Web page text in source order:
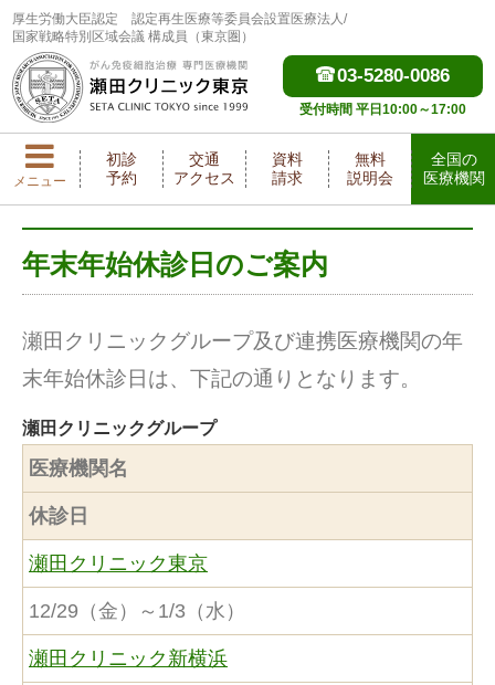
厚生労働大臣認定
認定再生医療等委員会設置医療法人/
国家戦略特別区域会議 構成員（東京圏）
03-5280-0086
受付時間 平日10:00～17:00
メニュー
初診
予約
交通
アクセス
資料
請求
無料
説明会
全国の
医療機関
年末年始休診日のご案内
瀬田クリニックグループ及び連携医療機関の年
末年始休診日は、下記の通りとなります。
瀬田クリニックグループ
医療機関名
休診日
瀬田クリニック東京
12/29（金）～1/3（水）
瀬田クリニック新横浜